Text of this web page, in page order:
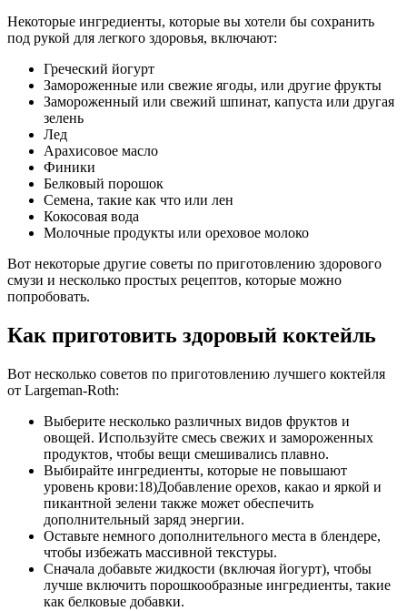
Некоторые ингредиенты, которые вы хотели бы сохранить
под рукой для легкого здоровья, включают:
Греческий йогурт
Замороженные или свежие ягоды, или другие фрукты
Замороженный или свежий шпинат, капуста или другая
зелень
Лед
Арахисовое масло
Финики
Белковый порошок
Семена, такие как что или лен
Кокосовая вода
Молочные продукты или ореховое молоко
Вот некоторые другие советы по приготовлению здорового
смузи и несколько простых рецептов, которые можно
попробовать.
Как приготовить здоровый коктейль
Вот несколько советов по приготовлению лучшего коктейля
от Largeman-Roth:
Выберите несколько различных видов фруктов и
овощей. Используйте смесь свежих и замороженных
продуктов, чтобы вещи смешивались плавно.
Выбирайте ингредиенты, которые не повышают
уровень крови:18)Добавление орехов, какао и яркой и
пикантной зелени также может обеспечить
дополнительный заряд энергии.
Оставьте немного дополнительного места в блендере,
чтобы избежать массивной текстуры.
Сначала добавьте жидкости (включая йогурт), чтобы
лучше включить порошкообразные ингредиенты, такие
как белковые добавки.